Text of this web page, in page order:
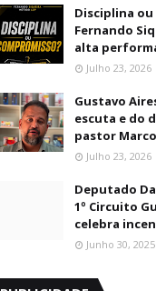
Disciplina
Fernando
alta
Julho 23, 2026
Gustavo
escuta e do
pastor
Julho 23, 2026
Deputado
1º Circuito
celebra
Junho 30, 2025